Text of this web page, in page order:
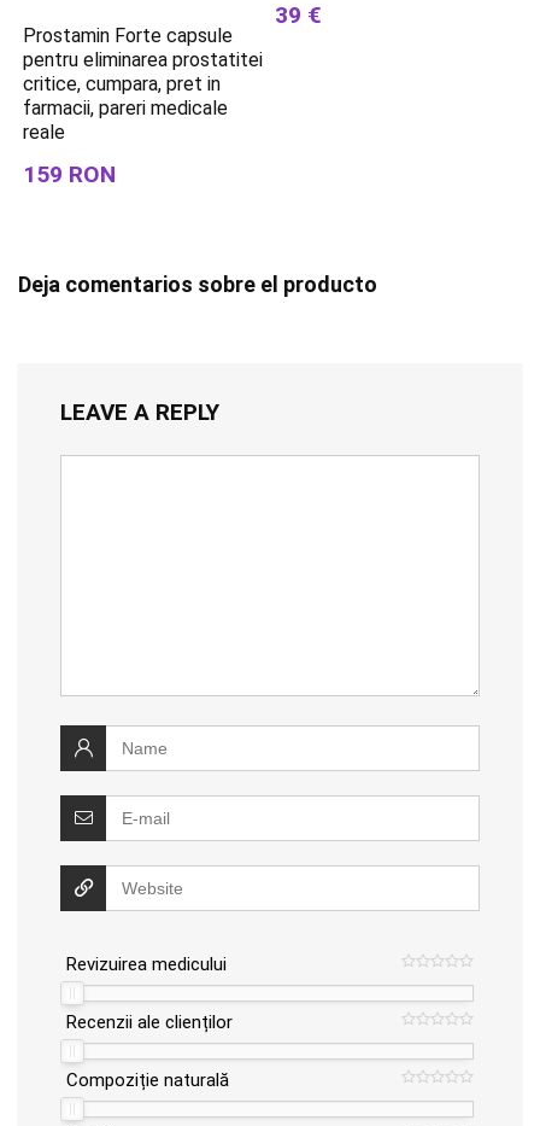
Prostamin Forte capsule
pentru eliminarea prostatitei
critice, cumpara, pret in
farmacii, pareri medicale
reale
159 RON
39 €
Deja comentarios sobre el producto
LEAVE A REPLY
Revizuirea medicului
Recenzii ale clienților
Compoziție naturală